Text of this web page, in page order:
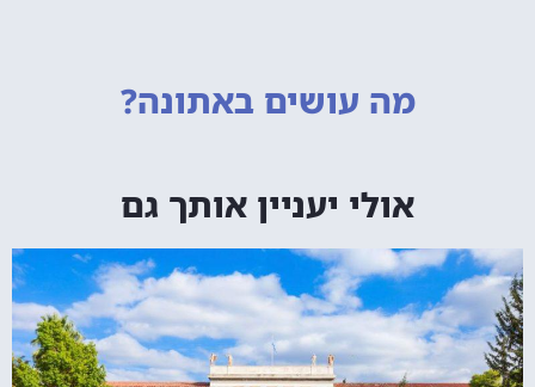
מה עושים באתונה?
אולי יעניין אותך גם